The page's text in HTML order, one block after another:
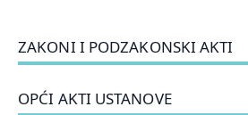
ZAKONI I PODZAKONSKI AKTI
OPĆI AKTI USTANOVE